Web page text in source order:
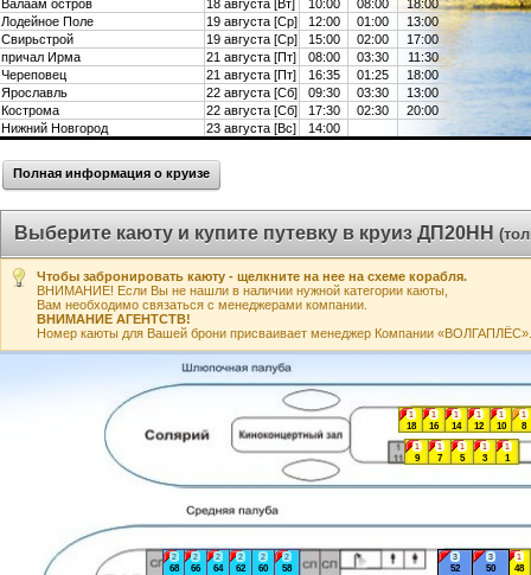
Валаам остров
18 августа [Вт] 10:00 08:00
18:00
Лодейное Поле
19 августа [Ср] 12:00 01:00
13:00
Свирьстрой
19 августа [Ср] 15:00 02:00
17:00
причал Ирма
21 августа [Пт] 08:00 03:30
11:30
Череповец
21 августа [Пт] 16:35 01:25
18:00
Ярославль
22 августа [Сб] 09:30 03:30
13:00
Кострома
22 августа [Сб] 17:30 02:30
20:00
Нижний Новгород
23 августа [Вс] 14:00
Полная информация о круизе
Выберите каюту и купите путевку в круиз ДП20НН
Чтобы забронировать каюту - щелкните на нее на схеме корабля.
ВНИМАНИЕ! Если Вы не нашли в наличии нужной категории каюты,
Вам необходимо связаться с менеджерами компании.
ВНИМАНИЕ АГЕНТСТВ!
Номер каюты для Вашей брони присваивает менеджер Компании «ВОЛГАПЛЁС».
1
1
1
10
1
12
1
14
1
16
1
18
1
3
1
48
1
5
3
50
3
52
2
58
2
60
2
62
2
64
2
66
2
68
1
7
1
8
1
9